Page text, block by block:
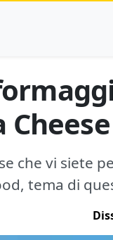
che vi siete
tema di